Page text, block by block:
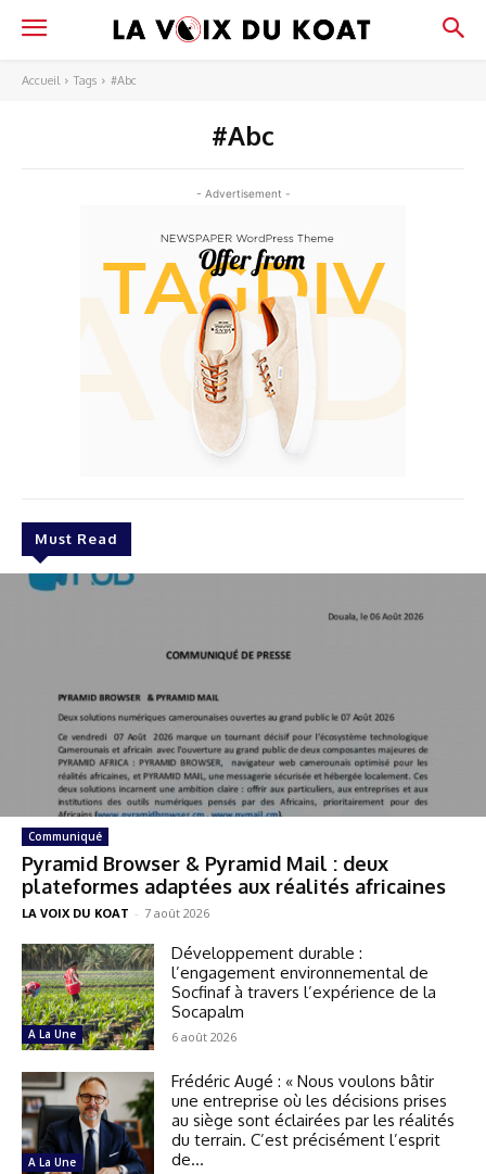
Accueil Tags #Abc
#Abc
- Advertisement -
Must Read
Communiqué
Pyramid Browser & Pyramid Mail : deux
plateformes adaptées aux réalités africaines
LA VOIX DU KOAT - 7 août 2026
A La Une
Développement durable :
l’engagement environnemental de
Socfinaf à travers l’expérience de la
Socapalm
6 août 2026
A La Une
Frédéric Augé : « Nous voulons bâtir
une entreprise où les décisions prises
au siège sont éclairées par les réalités
du terrain. C’est précisément l’esprit
de...